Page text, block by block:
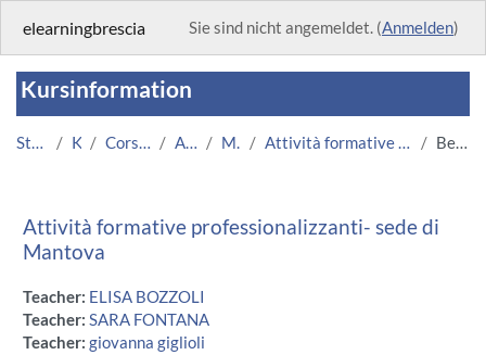
elearningbrescia Sie sind nicht angemeldet. (Anmelden)
Kursinformation
Startseite Kurse Corsi Istituzionali Altri Corsi Medicina Attività formative professionalizzanti- sede di Ma... Beschreibung
Attività formative professionalizzanti- sede di
Mantova
Teacher: ELISA BOZZOLI
Teacher: SARA FONTANA
Teacher: giovanna giglioli